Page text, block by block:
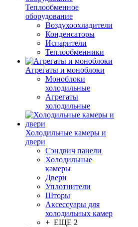
Теплообменное
оборудование
Воздухоохладители
Конденсаторы
Испарители
Теплообменники
Агрегаты и моноблоки
Моноблоки
холодильные
Агрегаты
холодильные
Холодильные камеры и
двери
Сэндвич панели
Холодильные
камеры
Двери
Уплотнители
Шторы
Аксессуары для
холодильных камер
+ ЕЩЕ 2